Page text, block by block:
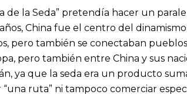
de la Seda” pretendía hacer un
China fue el centro del
pero también se conectaban
pero también entre China y sus
ya que la seda era un producto
ruta” ni tampoco comerciar